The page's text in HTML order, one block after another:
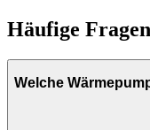
Häufige Fragen
Welche